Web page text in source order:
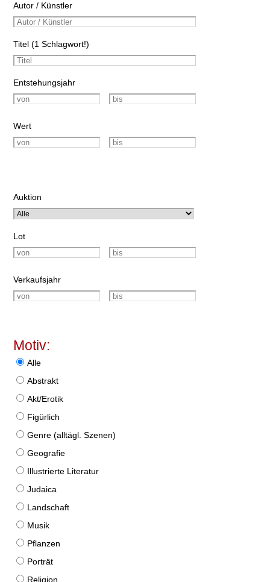
Autor / Künstler
Titel (1 Schlagwort!)
Entstehungsjahr
Wert
Auktion
Lot
Verkaufsjahr
Motiv:
Alle
Abstrakt
Akt/Erotik
Figürlich
Genre (alltägl. Szenen)
Geografie
Illustrierte Literatur
Judaica
Landschaft
Musik
Pflanzen
Porträt
Religion